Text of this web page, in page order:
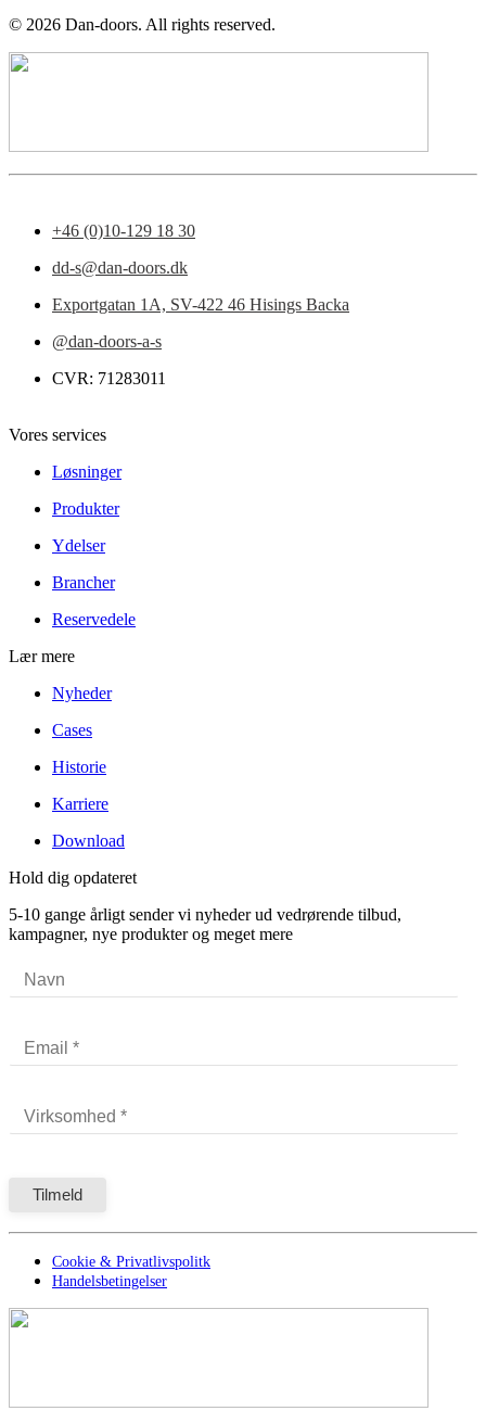
© 2026 Dan-doors. All rights reserved.
+46 (0)10-129 18 30
dd-s@dan-doors.dk
Exportgatan 1A, SV-422 46 Hisings Backa
@dan-doors-a-s
CVR: 71283011
Vores services
Løsninger
Produkter
Ydelser
Brancher
Reservedele
Lær mere
Nyheder
Cases
Historie
Karriere
Download
Hold dig opdateret
5-10 gange årligt sender vi nyheder ud vedrørende tilbud,
kampagner, nye produkter og meget mere
Cookie & Privatlivspolitk
Handelsbetingelser